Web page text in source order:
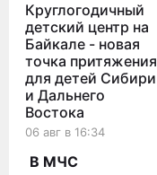
Круглогодичный
детский центр на
Байкале - новая
точка притяжения
для детей Сибири
и Дальнего
Востока
06 авг в 16:34
В МЧС